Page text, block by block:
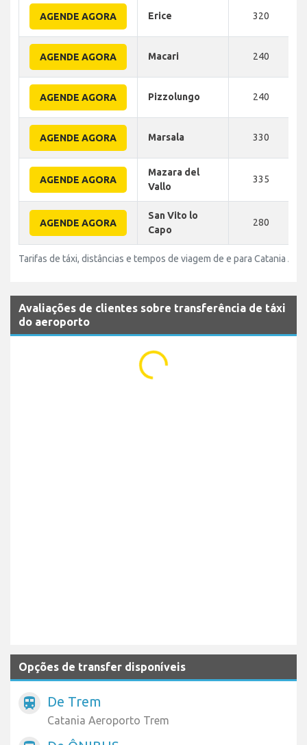
AGENDE AGORA Erice 320
AGENDE AGORA Macari 240
AGENDE AGORA Pizzolungo 240
AGENDE AGORA Marsala 330
AGENDE AGORA
Mazara del
Vallo
335
AGENDE AGORA
San Vito lo
Capo
280
Tarifas de táxi, distâncias e tempos de viagem de e para Catania
Avaliações de clientes sobre transferência de táxi
do aeroporto
Opções de transfer disponíveis
train De Trem
Catania Aeroporto Trem